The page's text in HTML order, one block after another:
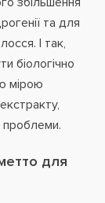
та для
І так,
біологічно
мірою
проблеми.
для